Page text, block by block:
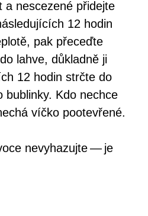
a nescezené přidejte
12 hodin
pak přeceďte
lahve, důkladně ji
12 hodin strčte do
bublinky. Kdo nechce
víčko pootevřené.
nevyhazujte — je